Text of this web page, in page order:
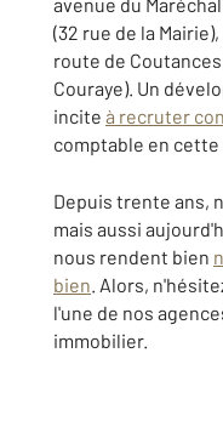
(32 rue de la
route de
Couraye). Un
incite à recruter
comptable en cette
Depuis trente ans,
mais aussi
nous rendent bien
bien. Alors,
l'une de nos
immobilier.